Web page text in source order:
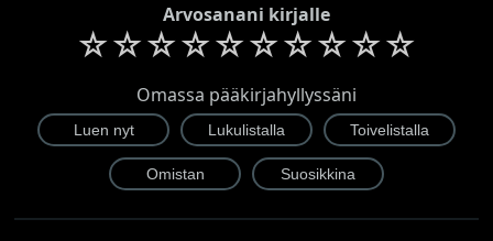
Arvosanani kirjalle
☆☆☆☆☆☆☆☆☆☆
Omassa pääkirjahyllyssäni